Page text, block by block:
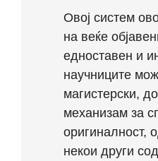
Овој систем
на веќе
едноставен и
научниците
магистерски,
механизам за
оригиналност,
некои други